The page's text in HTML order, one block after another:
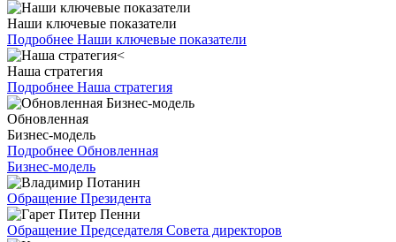
Наши ключевые показатели
Подробнее Наши ключевые показатели
Наша стратегия
Подробнее Наша стратегия
Обновленная
Бизнес-модель
Подробнее Обновленная
Бизнес-модель
Обращение Президента
Обращение Председателя Совета директоров